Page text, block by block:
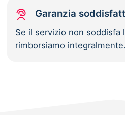
Garanzia
Se il servizio non soddisfa
rimborsiamo integralmente.